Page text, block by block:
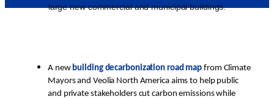
A new building decarbonization road map from Climate
Mayors and Veolia North America aims to help public
and private stakeholders cut carbon emissions while